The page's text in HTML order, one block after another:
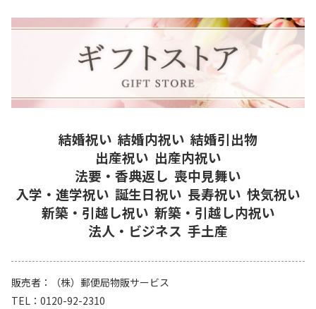
結婚祝い 結婚内祝い 結婚引出物
出産祝い 出産内祝い
法要・香典返し 喪中見舞い
入学・進学祝い 誕生日祝い 長寿祝い 快気祝い
新築・引越し祝い 新築・引越し内祝い
法人・ビジネス 手土産
販売者
（株）郵便局物販サービス
TEL
0120-92-2310